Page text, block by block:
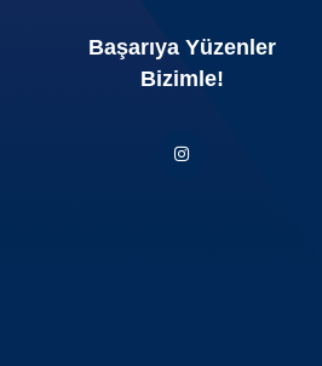
Başarıya Yüzenler
Bizimle!